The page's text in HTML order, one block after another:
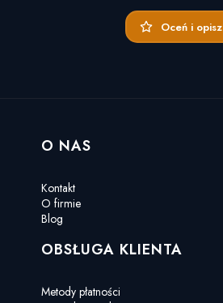
Oceń i opisz
Linki w stopce
O NAS
Kontakt
O firmie
Blog
OBSŁUGA KLIENTA
Metody płatności